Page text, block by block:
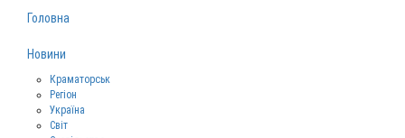
Головна
Новини
Краматорськ
Регіон
Україна
Світ